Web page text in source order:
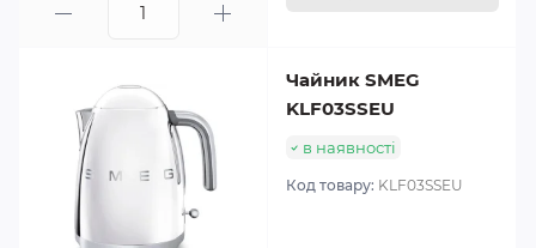
Чайник SMEG
KLF03SSEU
в наявності
Код товару: KLF03SSEU